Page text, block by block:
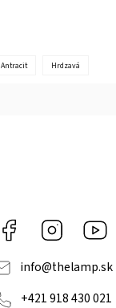
Antracit Hrdzavá
Facebook Instagram
info@thelamp.sk
+421 918 430 021